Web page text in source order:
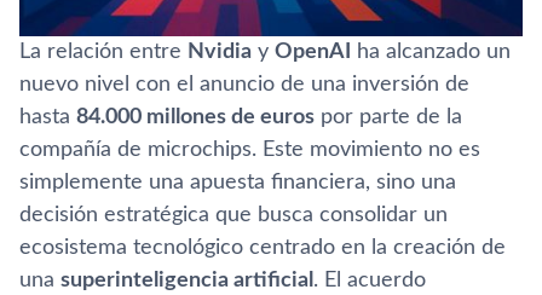
La relación entre Nvidia y OpenAI
ha alcanzado un
nuevo nivel con el anuncio de una inversión de
hasta 84.000 millones de euros por parte de la
compañía de microchips. Este movimiento no es
simplemente una apuesta financiera, sino una
decisión estratégica que busca consolidar un
ecosistema tecnológico centrado en la creación de
una superinteligencia artificial . El acuerdo